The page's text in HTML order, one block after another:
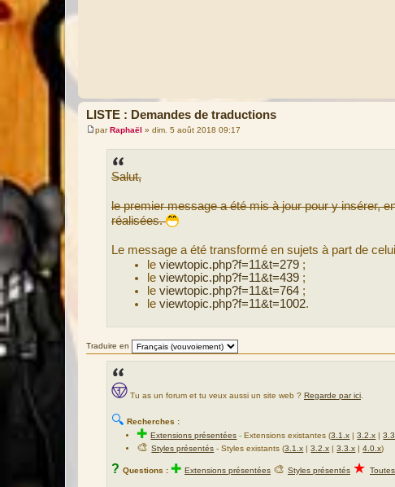
LISTE : Demandes de traductions
M
parRaphaël » dim. 5 août 2018 09:17
Salut,
le premier message a été mis à jour pour y insérer,
réalisées.
Le message a été transformé en sujets à part de
leviewtopic.php?f=11&t=279 ;
leviewtopic.php?f=11&t=439 ;
leviewtopic.php?f=11&t=764 ;
leviewtopic.php?f=11&t=1002.
Traduire en
Tu as un forum et tu veux aussi un site web ? Regarde par ici
🔍 Recherches :
✚Extensions présentées -Extensions existantes (3.1.x |3.2.x |
🎨Styles présentés - Styles existants (3.1.x |3.2.x |3.3.x |4.0.x)
? Questions : ✚ Extensions présentées 🎨 Styles présentés ★